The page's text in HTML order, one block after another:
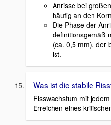
Anrisse bei
häufig an den
Die Phase der
definitionsgemäß
(ca. 0,5 mm), der
ist.
Was ist die stabile
Risswachstum mit
Erreichen eines